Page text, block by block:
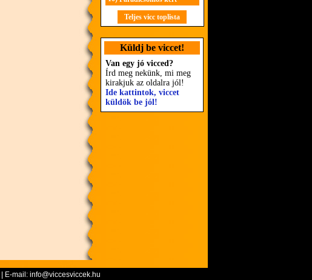
Teljes vicc toplista
Küldj be viccet!
Van egy jó vicced?
Írd meg nekünk, mi meg
kirakjuk az oldalra jól!
Ide kattintok, viccet
küldök be jól!
| E-mail: info@viccesviccek.hu